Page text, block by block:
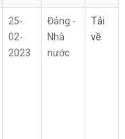
25-
02-
2023
Đảng -
Nhà
nước
Tải
về